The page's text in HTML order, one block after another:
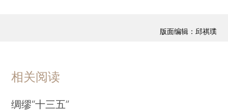
版面编辑：邱祺璞
相关阅读
绸缪“十三五”